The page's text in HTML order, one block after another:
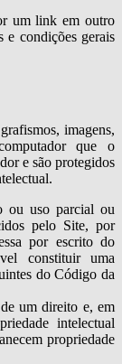
um link em outro
e condições gerais
imagens,
que o
e são protegidos
ou uso parcial ou
pelo Site, por
por escrito do
constituir uma
do Código da
um direito e, em
intelectual
propriedade